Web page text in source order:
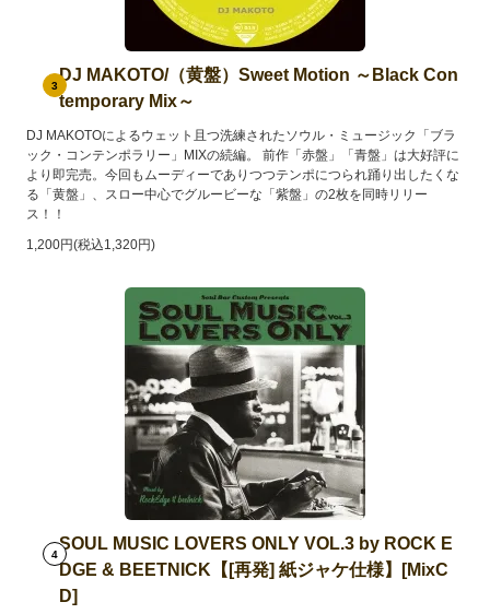
3
DJ MAKOTO/（黄盤）Sweet Motion ～Black Con
temporary Mix～
DJ MAKOTOによるウェット且つ洗練されたソウル・ミュージック「ブラ
ック・コンテンポラリー」MIXの続編。 前作「赤盤」「青盤」は大好評に
より即完売。今回もムーディーでありつつテンポにつられ踊り出したくな
る「黄盤」、スロー中心でグルービーな「紫盤」の2枚を同時リリー
ス！！
1,200円(税込1,320円)
4
SOUL MUSIC LOVERS ONLY VOL.3 by ROCK E
DGE & BEETNICK【[再発] 紙ジャケ仕様】[MixC
D]